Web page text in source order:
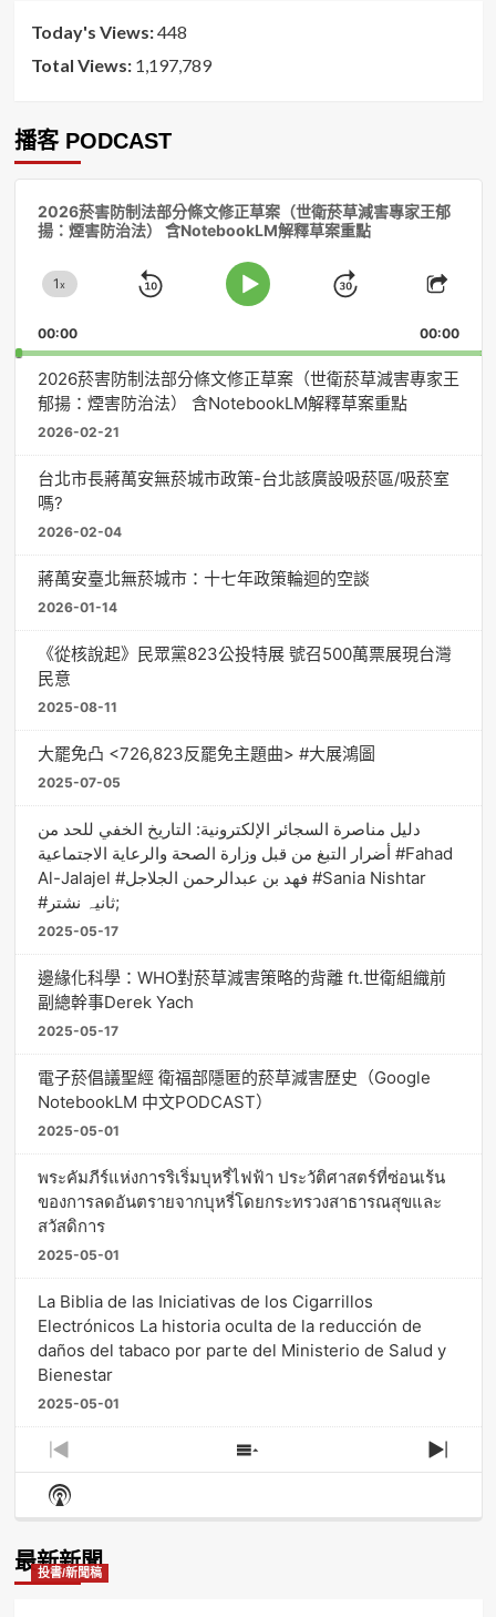
Today's Views:448
Total Views: 1,197,789
播客 PODCAST
2026菸害防制法部分條文修正草案（世衛菸草減害專家王郁
揚：煙害防治法） 含NotebookLM解釋草案重點
Change
Rate
1x
Skip
Play
Jump
Forward
Share
00:00 00:00
2026菸害防制法部分條文修正草案（世衛菸草減害專家王
郁揚：煙害防治法） 含NotebookLM解釋草案重點
2026-02-21
台北市長蔣萬安無菸城市政策-台北該廣設吸菸區/吸菸室
嗎?
2026-02-04
蔣萬安臺北無菸城市：十七年政策輪迴的空談
2026-01-14
《從核說起》民眾黨823公投特展 號召500萬票展現台灣
民意
2025-08-11
大罷免凸 <726,823反罷免主題曲> #大展鴻圖
2025-07-05
دليل مناصرة السجائر الإلكترونية: التاريخ الخفي للحد من
أضرار التبغ من قبل وزارة الصحة والرعاية الاجتماعية #Fahad
Al-Jalajel #فهد بن عبدالرحمن الجلاجل #Sania Nishtar
#ثانیہ نشتر;
2025-05-17
邊緣化科學：WHO對菸草減害策略的背離 ft.世衛組織前
副總幹事Derek Yach
2025-05-17
電子菸倡議聖經 衛福部隱匿的菸草減害歷史（Google
NotebookLM 中文PODCAST）
2025-05-01
พระคัมภีร์แห่งการริเริ่มบุหรี่ไฟฟ้า ประวัติศาสตร์ที่ซ่อนเร้น
ของการลดอันตรายจากบุหรี่โดยกระทรวงสาธารณสุขและ
สวัสดิการ
2025-05-01
La Biblia de las Iniciativas de los Cigarrillos
Electrónicos La historia oculta de la reducción de
daños del tabaco por parte del Ministerio de Salud y
Bienestar
2025-05-01
Previous
Episode
Show
Episodes
Next
Show
Podcast
最新新聞
投書/新聞稿